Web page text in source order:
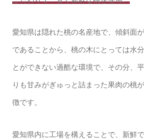
愛知県は隠れた桃の名産地で、傾斜面
であることから、桃の木にとっては水
とができない過酷な環境で、その分、
りも甘みがぎゅっと詰まった果肉の桃
徴です。
愛知県内に工場を構えることで、新鮮